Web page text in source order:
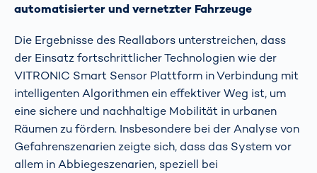
automatisierter und vernetzter Fahrzeuge
Die Ergebnisse des Reallabors unterstreichen, dass
der Einsatz fortschrittlicher Technologien wie der
VITRONIC Smart Sensor Plattform in Verbindung mit
intelligenten Algorithmen ein effektiver Weg ist, um
eine sichere und nachhaltige Mobilität in urbanen
Räumen zu fördern. Insbesondere bei der Analyse von
Gefahrenszenarien zeigte sich, dass das System vor
allem in Abbiegeszenarien, speziell bei